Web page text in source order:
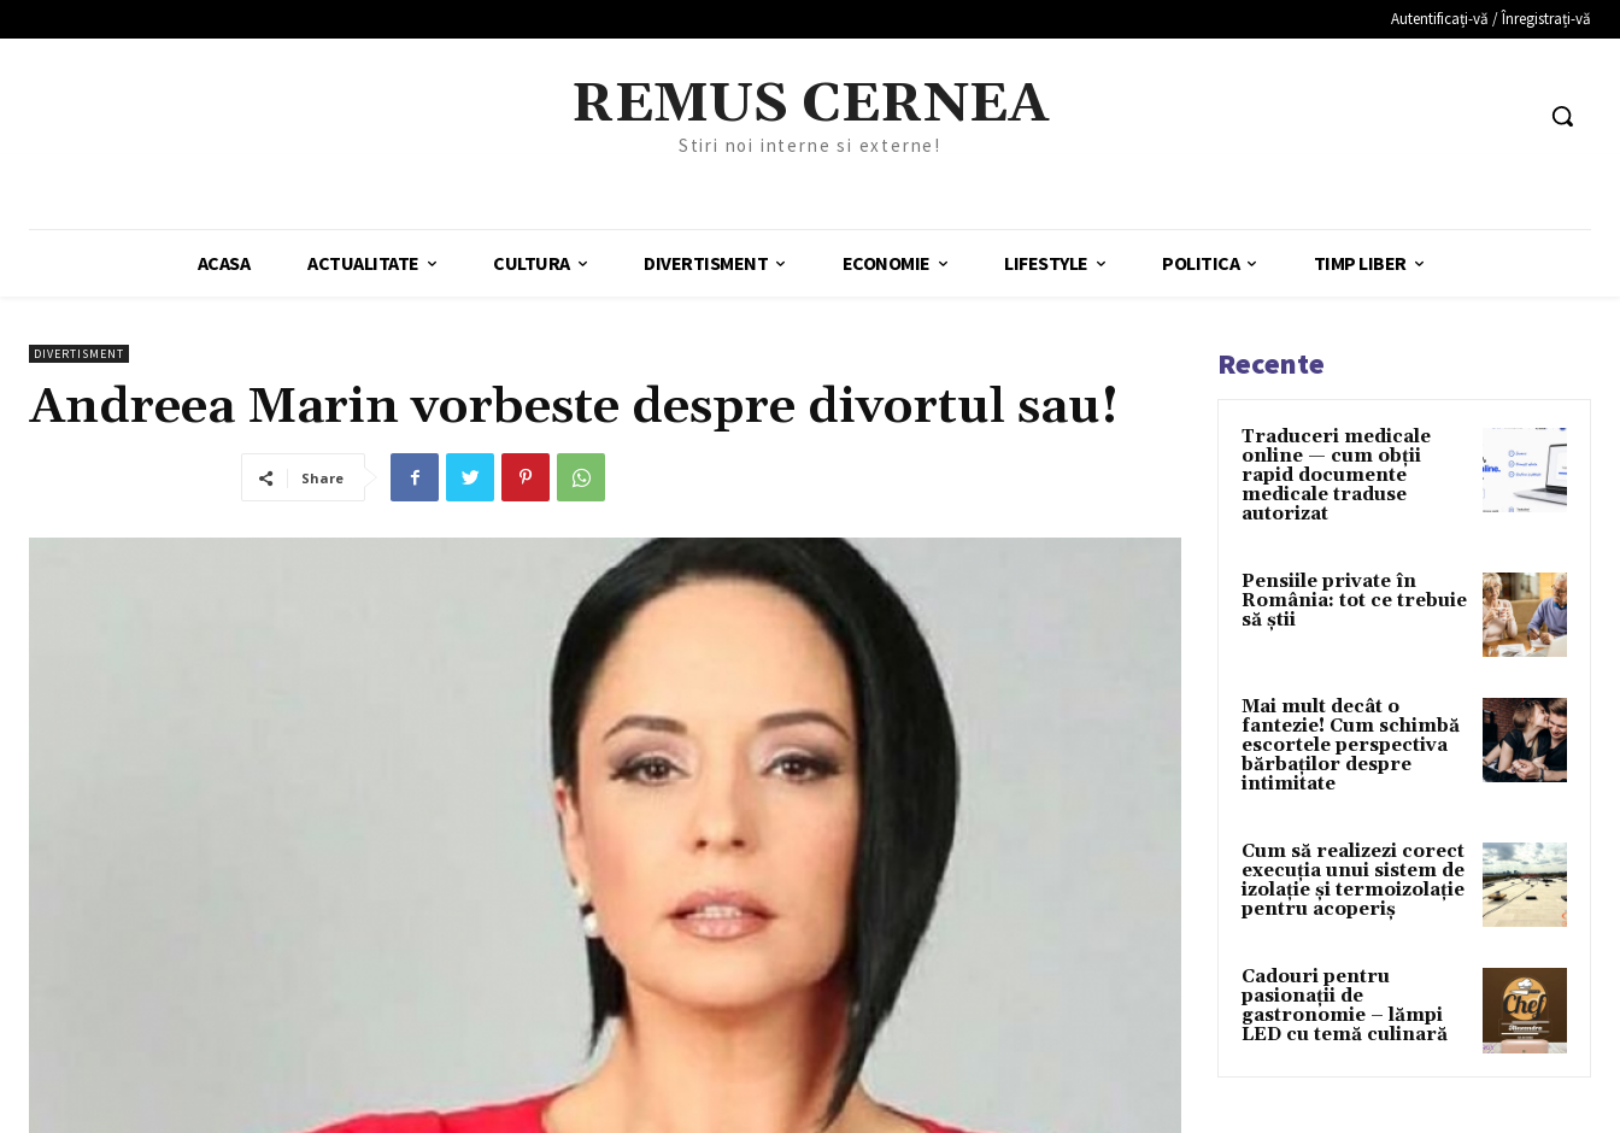
Autentificați-vă / Înregistrați-vă
REMUS CERNEA
Stiri noi interne si externe!
ACASA ACTUALITATE CULTURA DIVERTISMENT ECONOMIE LIFESTYLE POLITICA TIMP LIBER
DIVERTISMENT
Andreea Marin vorbeste despre divortul sau!
Share
Recente
Traduceri medicale
online — cum obții
rapid documente
medicale traduse
autorizat
Pensiile private în
România: tot ce trebuie
să știi
Mai mult decât o
fantezie! Cum schimbă
escortele perspectiva
bărbaților despre
intimitate
Cum să realizezi corect
execuția unui sistem de
izolație și termoizolație
pentru acoperiș
Cadouri pentru
pasionații de
gastronomie – lămpi
LED cu temă culinară